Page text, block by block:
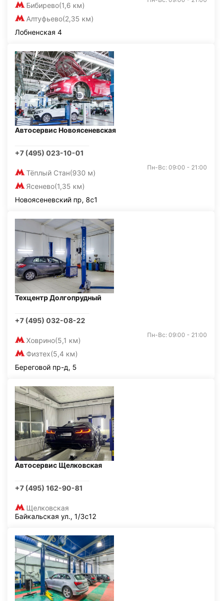
Бибирево(1,6 км)
Алтуфьево(2,35 км)
Лобненская 4
Автосервис Новоясеневская
+7 (495) 023-10-01
Тёплый Стан(930 м)
Ясенево(1,35 км)
Пн-Вс: 09:00 - 21:00
Новоясеневский пр, 8с1
Техцентр Долгопрудный
+7 (495) 032-08-22
Ховрино(5,1 км)
Физтех(5,4 км)
Пн-Вс: 09:00 - 21:00
Береговой пр-д, 5
Автосервис Щелковская
+7 (495) 162-90-81
Щелковская
Байкальская ул., 1/3с12